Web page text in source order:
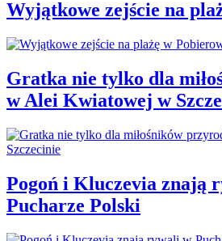
Wyjątkowe zejście na
Gratka nie tylko dla
w Alei Kwiatowej w
Pogoń i Kluczevia znają
Pucharze Polski